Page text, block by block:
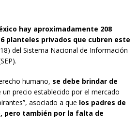
hay aproximadamente 208
planteles privados que cubren este
del Sistema Nacional de Información
humano, se debe brindar de
un precio establecido por el mercado
asociado a que los padres de
pero también por la falta de